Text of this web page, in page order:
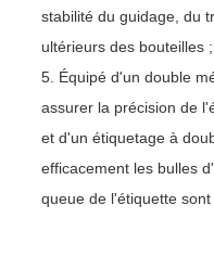
stabilité du guidage, du
ultérieurs des bouteilles ;
5. Équipé d'un double
assurer la précision de
et d'un étiquetage à
efficacement les bulles
queue de l'étiquette